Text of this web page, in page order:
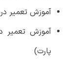
آموزش تعمیر
آموزش تعمیر
پارت)